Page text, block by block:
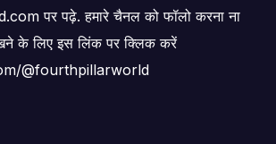
पर पढ़े. हमारे चैनल को फॉलो करना ना
के लिए इस लिंक पर क्लिक करें
@fourthpillarworld